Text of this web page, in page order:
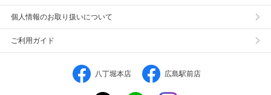
個人情報のお取り扱いについて
ご利用ガイド
八丁堀本店 広島駅前店